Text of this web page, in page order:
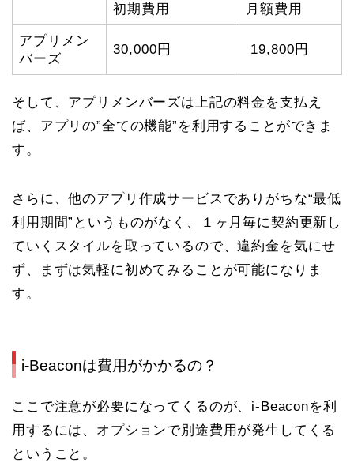
初期費用 月額費用
アプリメン
バーズ
30,000円 19,800円
そして、アプリメンバーズは上記の料金を支払え
ば、アプリの”全ての機能”を利用することができま
す。
さらに、他のアプリ作成サービスでありがちな“最低
利用期間”というものがなく、１ヶ月毎に契約更新し
ていくスタイルを取っているので、違約金を気にせ
ず、まずは気軽に初めてみることが可能になりま
す。
i-Beaconは費用がかかるの？
ここで注意が必要になってくるのが、i-Beaconを利
用するには、オプションで別途費用が発生してくる
ということ。